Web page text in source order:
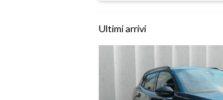
Ultimi arrivi